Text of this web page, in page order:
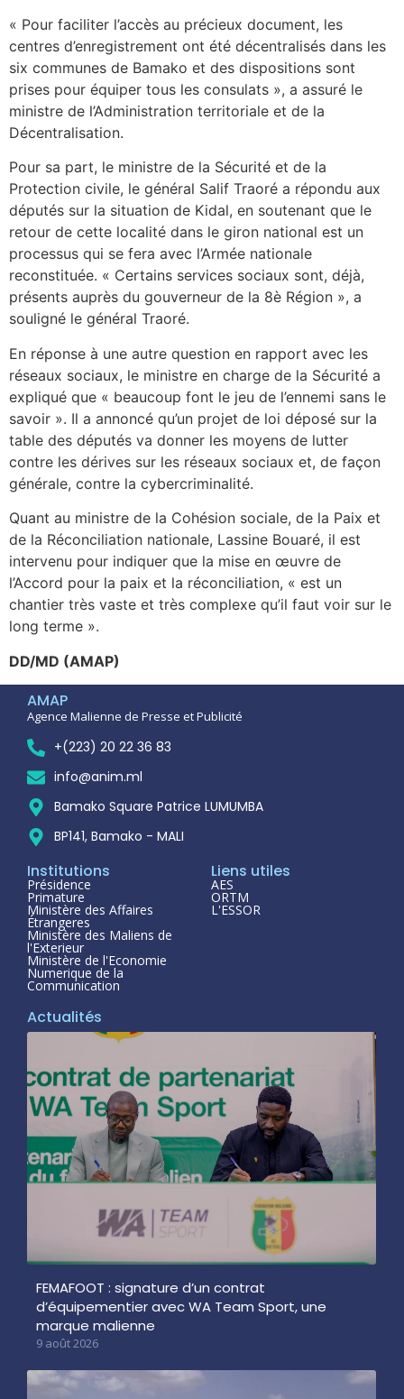
« Pour faciliter l’accès au précieux document, les
centres d’enregistrement ont été décentralisés dans les
six communes de Bamako et des dispositions sont
prises pour équiper tous les consulats », a assuré le
ministre de l’Administration territoriale et de la
Décentralisation.
Pour sa part, le ministre de la Sécurité et de la
Protection civile, le général Salif Traoré a répondu aux
députés sur la situation de Kidal, en soutenant que le
retour de cette localité dans le giron national est un
processus qui se fera avec l’Armée nationale
reconstituée. « Certains services sociaux sont, déjà,
présents auprès du gouverneur de la 8è Région », a
souligné le général Traoré.
En réponse à une autre question en rapport avec les
réseaux sociaux, le ministre en charge de la Sécurité a
expliqué que « beaucoup font le jeu de l’ennemi sans le
savoir ». Il a annoncé qu’un projet de loi déposé sur la
table des députés va donner les moyens de lutter
contre les dérives sur les réseaux sociaux et, de façon
générale, contre la cybercriminalité.
Quant au ministre de la Cohésion sociale, de la Paix et
de la Réconciliation nationale, Lassine Bouaré, il est
intervenu pour indiquer que la mise en œuvre de
l’Accord pour la paix et la réconciliation, « est un
chantier très vaste et très complexe qu’il faut voir sur le
long terme ».
DD/MD (AMAP)
AMAP
Agence Malienne de Presse et Publicité
+(223) 20 22 36 83
info@anim.ml
Bamako Square Patrice LUMUMBA
BP141, Bamako - MALI
Institutions
Présidence
Primature
Ministère des Affaires
Étrangeres
Ministère des Maliens de
l'Exterieur
Ministère de l'Economie
Numerique de la
Communication
Liens utiles
AES
ORTM
L'ESSOR
Actualités
FEMAFOOT : signature d’un contrat
d’équipementier avec WA Team Sport, une
marque malienne
9 août 2026